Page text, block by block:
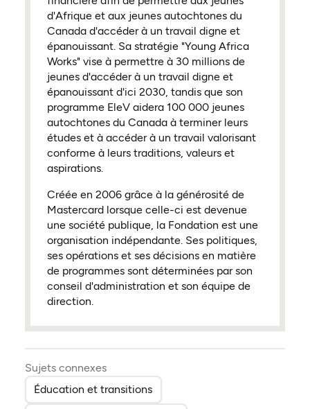
d'Afrique et aux jeunes autochtones du
Canada d'accéder à un travail digne et
épanouissant. Sa stratégie "Young Africa
Works" vise à permettre à 30 millions de
jeunes d'accéder à un travail digne et
épanouissant d'ici 2030, tandis que son
programme EleV aidera 100 000 jeunes
autochtones du Canada à terminer leurs
études et à accéder à un travail valorisant
conforme à leurs traditions, valeurs et
aspirations.
Créée en 2006 grâce à la générosité de
Mastercard lorsque celle-ci est devenue
une société publique, la Fondation est une
organisation indépendante. Ses politiques,
ses opérations et ses décisions en matière
de programmes sont déterminées par son
conseil d'administration et son équipe de
direction.
Sujets connexes
Éducation et transitions